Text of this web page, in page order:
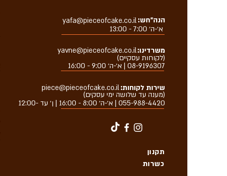
הנה״חש:yafa@pieceofcake.co.il
א׳-ה׳ 7:00 - 13:00
(לקוחות עסקיים)
משרדינו:yavne@pieceofcake.co.il
08-9196307 | א׳-ה׳ 9:00 - 16:00
שירות לקוחות:piece@pieceofcake.co.il
055-988-4420| א׳-ה׳ 8:00 - 16:00 | ן׳ עד -12:00
(מענה עד שלושה ימי עסקים)
כשרות
תקנון